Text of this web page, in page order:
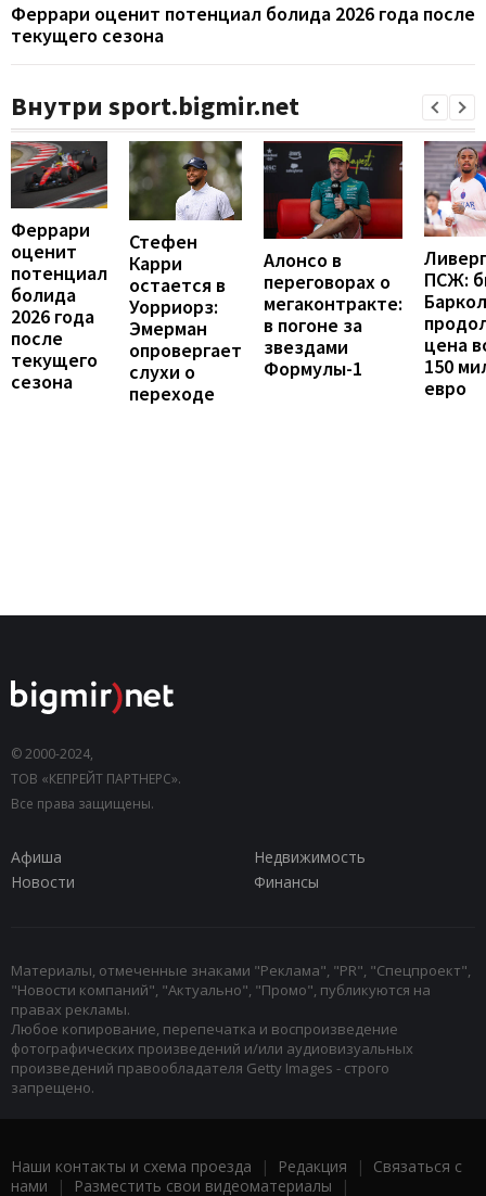
Феррари оценит потенциал болида 2026 года после
текущего сезона
Внутри sport.bigmir.net
Феррари
оценит
потенциал
болида
2026 года
после
текущего
сезона
Стефен
Карри
остается в
Уорриорз:
Эмерман
опровергает
слухи о
переходе
Алонсо в
переговорах о
мегаконтракте:
в погоне за
звездами
Формулы-1
ПСЖ:
цена
150
евро
© 2000-2024,
ТОВ «КЕПРЕЙТ ПАРТНЕРС».
Все права защищены.
Афиша
Недвижимость
Новости
Финансы
Материалы, отмеченные знаками "Реклама", "PR", "Спецпроект",
"Новости компаний", "Актуально", "Промо", публикуются на
правах рекламы.
Любое копирование, перепечатка и воспроизведение
фотографических произведений и/или аудиовизуальных
произведений правообладателя Getty Images - строго
запрещено.
Наши контакты и схема проезда | Редакция | Связаться с
нами | Разместить свои видеоматериалы |